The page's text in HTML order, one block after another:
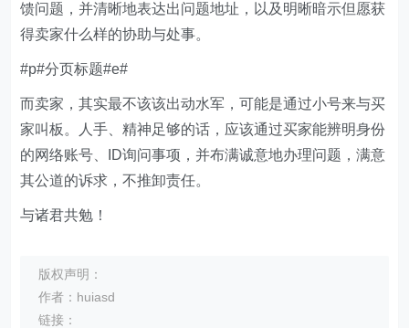
馈问题，并清晰地表达出问题地址，以及明晰暗示但愿获
得卖家什么样的协助与处事。
#p#分页标题#e#
而卖家，其实最不该该出动水军，可能是通过小号来与买
家叫板。人手、精神足够的话，应该通过买家能辨明身份
的网络账号、ID询问事项，并布满诚意地办理问题，满意
其公道的诉求，不推卸责任。
与诸君共勉！
版权声明：
作者：huiasd
链接：